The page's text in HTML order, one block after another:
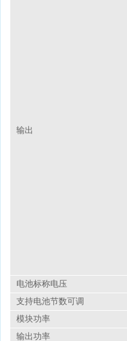
输出
电池标称电压
支持电池节数可调
模块功率
输出功率